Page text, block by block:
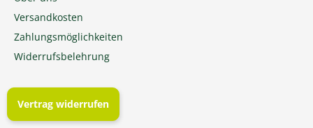
Versandkosten
Zahlungsmöglichkeiten
Widerrufsbelehrung
Vertrag widerrufen